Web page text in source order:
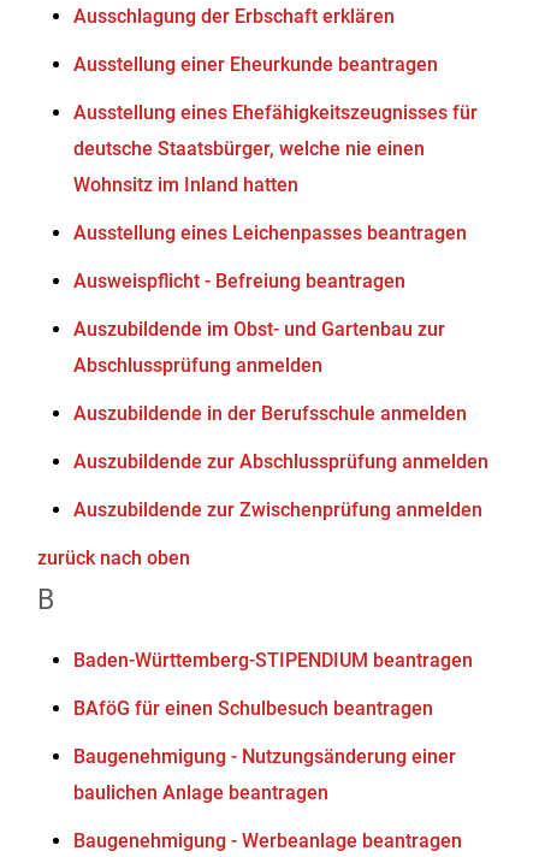
Ausschlagung der Erbschaft erklären
Ausstellung einer Eheurkunde beantragen
Ausstellung eines Ehefähigkeitszeugnisses für
deutsche Staatsbürger, welche nie einen
Wohnsitz im Inland hatten
Ausstellung eines Leichenpasses beantragen
Ausweispflicht - Befreiung beantragen
Auszubildende im Obst- und Gartenbau zur
Abschlussprüfung anmelden
Auszubildende in der Berufsschule anmelden
Auszubildende zur Abschlussprüfung anmelden
Auszubildende zur Zwischenprüfung anmelden
zurück nach oben
B
Baden-Württemberg-STIPENDIUM beantragen
BAföG für einen Schulbesuch beantragen
Baugenehmigung - Nutzungsänderung einer
baulichen Anlage beantragen
Baugenehmigung - Werbeanlage beantragen